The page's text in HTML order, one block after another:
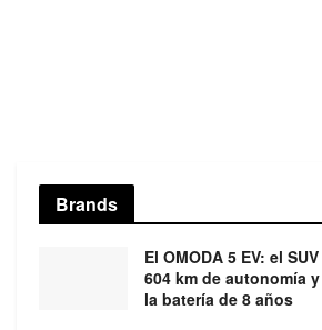
Brands
El OMODA 5 EV: el
604 km de autonomía
la batería de 8 años